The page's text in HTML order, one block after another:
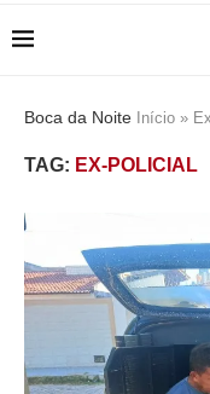
Boca da Noite Início »
TAG: EX-POLICIAL